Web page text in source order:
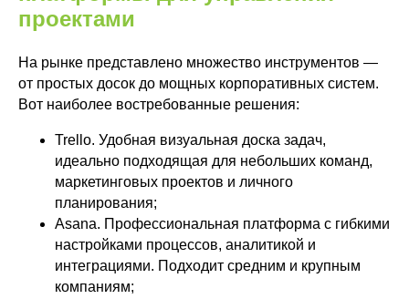
проектами
На рынке представлено множество инструментов —
от простых досок до мощных корпоративных систем.
Вот наиболее востребованные решения:
Trello. Удобная визуальная доска задач,
идеально подходящая для небольших команд,
маркетинговых проектов и личного
планирования;
Asana. Профессиональная платформа с гибкими
настройками процессов, аналитикой и
интеграциями. Подходит средним и крупным
компаниям;